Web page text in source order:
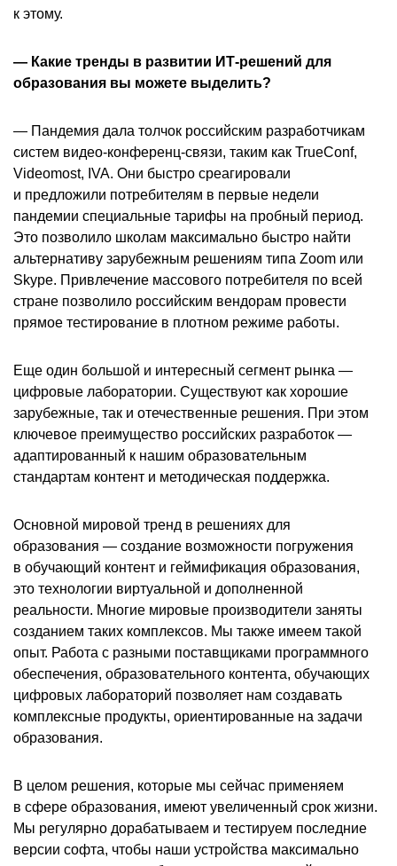
к этому.
— Какие тренды в развитии ИТ-решений для
образования вы можете выделить?
— Пандемия дала толчок российским разработчикам
систем видео-конференц-связи, таким как TrueConf,
Videomost, IVA. Они быстро среагировали
и предложили потребителям в первые недели
пандемии специальные тарифы на пробный период.
Это позволило школам максимально быстро найти
альтернативу зарубежным решениям типа Zoom или
Skype. Привлечение массового потребителя по всей
стране позволило российским вендорам провести
прямое тестирование в плотном режиме работы.
Еще один большой и интересный сегмент рынка —
цифровые лаборатории. Существуют как хорошие
зарубежные, так и отечественные решения. При этом
ключевое преимущество российских разработок —
адаптированный к нашим образовательным
стандартам контент и методическая поддержка.
Основной мировой тренд в решениях для
образования — создание возможности погружения
в обучающий контент и геймификация образования,
это технологии виртуальной и дополненной
реальности. Многие мировые производители заняты
созданием таких комплексов. Мы также имеем такой
опыт. Работа с разными поставщиками программного
обеспечения, образовательного контента, обучающих
цифровых лабораторий позволяет нам создавать
комплексные продукты, ориентированные на задачи
образования.
В целом решения, которые мы сейчас применяем
в сфере образования, имеют увеличенный срок жизни.
Мы регулярно дорабатываем и тестируем последние
версии софта, чтобы наши устройства максимально